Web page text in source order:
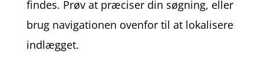
findes. Prøv at præciser din søgning, eller
brug navigationen ovenfor til at lokalisere
indlægget.